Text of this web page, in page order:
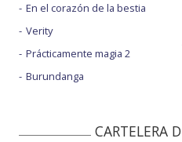
En el corazón de la bestia
Verity
Prácticamente magia 2
Burundanga
CARTELERA